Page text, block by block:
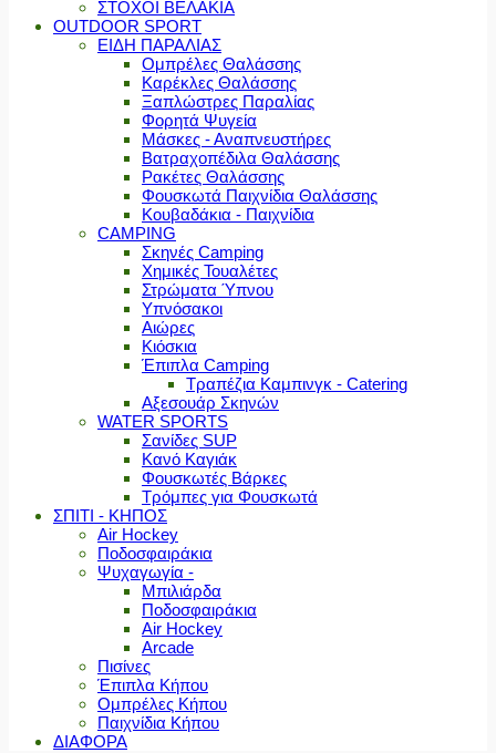
ΣΤΟΧΟΙ ΒΕΛΑΚΙΑ
OUTDOOR SPORT
ΕΙΔΗ ΠΑΡΑΛΙΑΣ
Ομπρέλες Θαλάσσης
Καρέκλες Θαλάσσης
Ξαπλώστρες Παραλίας
Φορητά Ψυγεία
Μάσκες - Αναπνευστήρες
Βατραχοπέδιλα Θαλάσσης
Ρακέτες Θαλάσσης
Φουσκωτά Παιχνίδια Θαλάσσης
Κουβαδάκια - Παιχνίδια
CAMPING
Σκηνές Camping
Χημικές Τουαλέτες
Στρώματα Ύπνου
Υπνόσακοι
Αιώρες
Κιόσκια
Έπιπλα Camping
Τραπέζια Καμπινγκ - Catering
Αξεσουάρ Σκηνών
WATER SPORTS
Σανίδες SUP
Κανό Καγιάκ
Φουσκωτές Βάρκες
Τρόμπες για Φουσκωτά
ΣΠΙΤΙ - ΚΗΠΟΣ
Air Hockey
Ποδοσφαιράκια
Ψυχαγωγία -
Μπιλιάρδα
Ποδοσφαιράκια
Air Hockey
Arcade
Πισίνες
Έπιπλα Κήπου
Ομπρέλες Κήπου
Παιχνίδια Κήπου
ΔΙΑΦΟΡΑ